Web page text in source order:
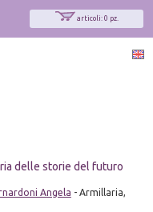
articoli: 0 pz.
delle storie del futuro
Angela - Armillaria,